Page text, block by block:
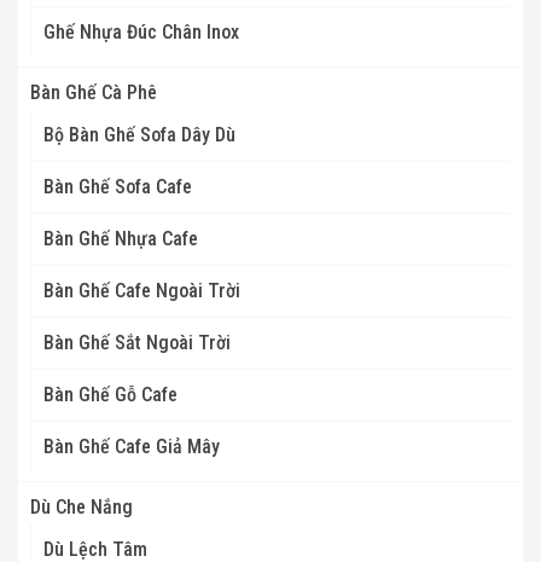
Ghế Nhựa Đúc Chân Inox
Bàn Ghế Cà Phê
Bộ Bàn Ghế Sofa Dây Dù
Bàn Ghế Sofa Cafe
Bàn Ghế Nhựa Cafe
Bàn Ghế Cafe Ngoài Trời
Bàn Ghế Sắt Ngoài Trời
Bàn Ghế Gỗ Cafe
Bàn Ghế Cafe Giả Mây
Dù Che Nắng
Dù Lệch Tâm